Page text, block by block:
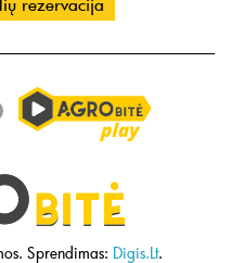
Sprendimas: Digis.Lt.